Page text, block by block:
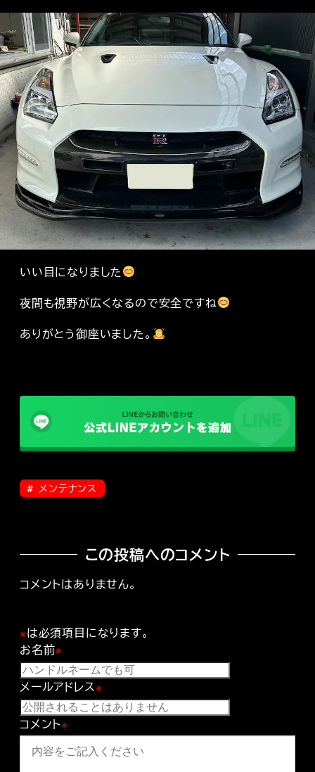
いい目になりました
夜間も視野が広くなるので安全ですね
ありがとう御座いました。
メンテナンス
この投稿へのコメント
コメントはありません。
※は必須項目になります。
お名前※
メールアドレス※
コメント※